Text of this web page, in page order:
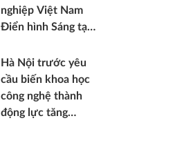
nghiệp Việt Nam
Điển hình Sáng tạo
2026 "
Hà Nội trước yêu
cầu biến khoa học
công nghệ thành
động lực tăng